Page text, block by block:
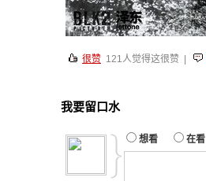
很赞 121人觉得这很赞 |
我要留口水
想看 在看